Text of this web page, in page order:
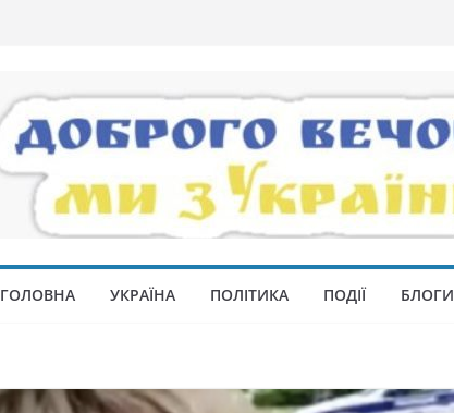
ГОЛОВНА УКРАЇНА ПОЛІТИКА ПОДІЇ БЛОГИ